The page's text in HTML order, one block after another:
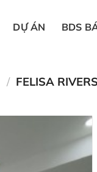
DỰ ÁN BDS
/ FELISA